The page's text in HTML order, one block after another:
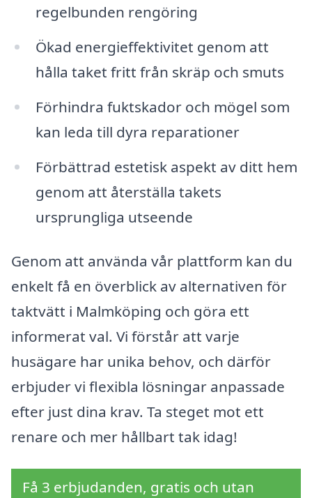
regelbunden rengöring
Ökad energieffektivitet genom att
hålla taket fritt från skräp och smuts
Förhindra fuktskador och mögel som
kan leda till dyra reparationer
Förbättrad estetisk aspekt av ditt hem
genom att återställa takets
ursprungliga utseende
Genom att använda vår plattform kan du
enkelt få en överblick av alternativen för
taktvätt i Malmköping och göra ett
informerat val. Vi förstår att varje
husägare har unika behov, och därför
erbjuder vi flexibla lösningar anpassade
efter just dina krav. Ta steget mot ett
renare och mer hållbart tak idag!
Få 3 erbjudanden, gratis och utan